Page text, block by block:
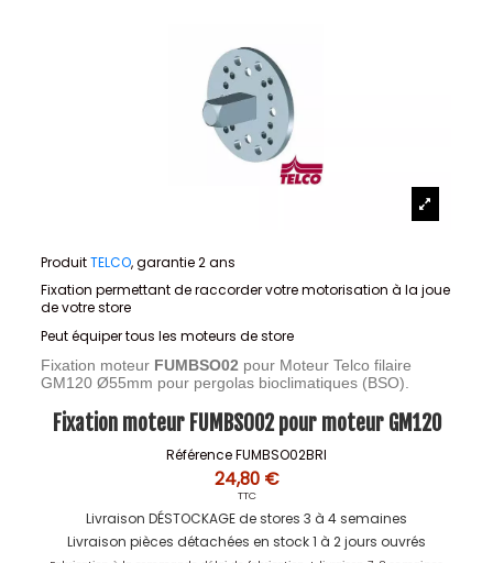
ProduitTELCO, garantie 2 ans
Fixation permettant de raccorder votre motorisation à la joue
de votre store
Peut équiper tous les moteurs de store
Fixation moteur FUMBSO02 pour Moteur Telco filaire
GM120 Ø55mm pour pergolas bioclimatiques (BSO).
Fixation moteur FUMBSO02 pour moteur GM120
RéférenceFUMBSO02BRI
24,80 €
TTC
Livraison DÉSTOCKAGE de stores 3 à 4 semaines
Livraison pièces détachées en stock 1 à 2 jours ouvrés